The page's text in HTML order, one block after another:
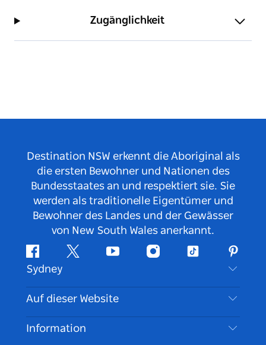
Zugänglichkeit
Destination NSW erkennt die Aboriginal als
die ersten Bewohner und Nationen des
Bundesstaates an und respektiert sie. Sie
werden als traditionelle Eigentümer und
Bewohner des Landes und der Gewässer
von New South Wales anerkannt.
FacebookTwitter YouTubeInstagramTikTok
Sydney
Kontaktieren Sie uns
Haftungsausschluss
Auf dieser Website
Reiseziele
Information